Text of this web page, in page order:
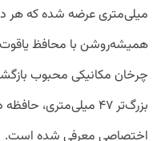
اختصاصی معرفی شده است.